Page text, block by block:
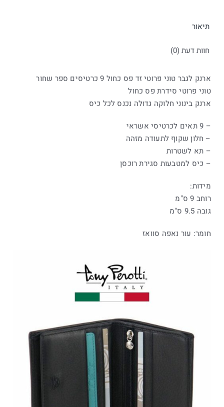
תיאור
חוות דעת (0)
ארנק לגבר טוני פרוטי זד פס כחול 9 כרטיסים ספר שחור
טוני פרוטי סידרת פס כחול
ארנק בינוני חלוקה גדולה נכנס לכל כיס
– 9 תאים לכרטיסי אשראי
– חלון שקוף לתעודה מזהה
– תא לשטרות
– כיס למטבעות סגירת רוכסן
מידות:
רוחב 9 ס"מ
גובה 9.5 ס"מ
חומר: עור נאפה סוואז